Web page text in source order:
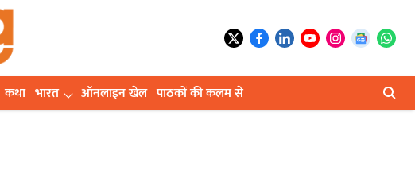
कथा भारत ऑनलाइन खेल पाठकों की कलम से